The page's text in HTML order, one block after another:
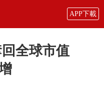
APP下載
全球市值